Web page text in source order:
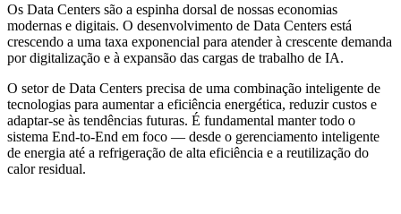
Os Data Centers são a espinha dorsal de nossas economias
modernas e digitais. O desenvolvimento de Data Centers está
crescendo a uma taxa exponencial para atender à crescente demanda
por digitalização e à expansão das cargas de trabalho de IA.
O setor de Data Centers precisa de uma combinação inteligente de
tecnologias para aumentar a eficiência energética, reduzir custos e
adaptar-se às tendências futuras. É fundamental manter todo o
sistema End-to-End em foco — desde o gerenciamento inteligente
de energia até a refrigeração de alta eficiência e a reutilização do
calor residual.